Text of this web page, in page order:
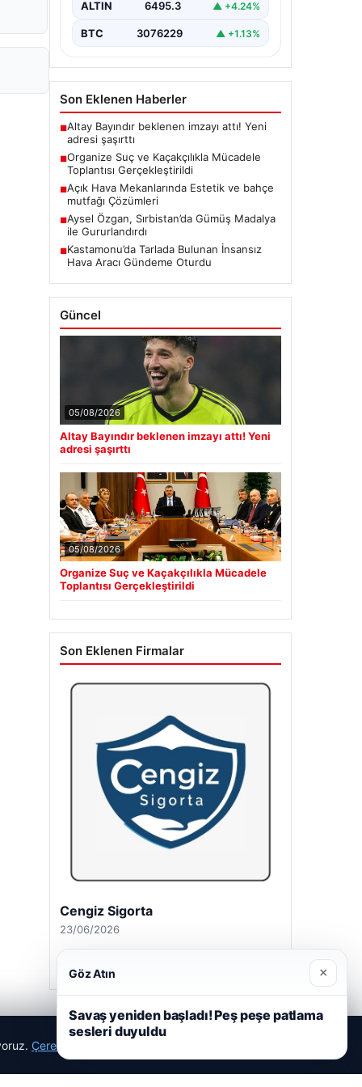
ALTIN 6495.3 ▲ +4.24%
BTC 3076229 ▲ +1.13%
Son Eklenen Haberler
■Altay Bayındır beklenen imzayı attı! Yeni
adresi şaşırttı
■Organize Suç ve Kaçakçılıkla Mücadele
Toplantısı Gerçekleştirildi
■Açık Hava Mekanlarında Estetik ve bahçe
mutfağı Çözümleri
■Aysel Özgan, Sırbistan’da Gümüş Madalya
ile Gururlandırdı
■Kastamonu’da Tarlada Bulunan İnsansız
Hava Aracı Gündeme Oturdu
Güncel
05/08/2026
Altay Bayındır beklenen imzayı attı! Yeni
adresi şaşırttı
05/08/2026
Organize Suç ve Kaçakçılıkla Mücadele
Toplantısı Gerçekleştirildi
Son Eklenen Firmalar
Cengiz Sigorta
23/06/2026
Çerez Politikamız
Göz Atın ×
Savaş yeniden başladı! Peş peşe patlama
sesleri duyuldu